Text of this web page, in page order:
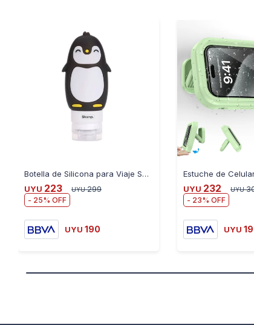
Botella de Silicona para Viaje Shampoo Acondicionador 90ML - NEGRO
UYU 223 UYU 299
25
UYU 190
UYU 232 UYU
23
UYU